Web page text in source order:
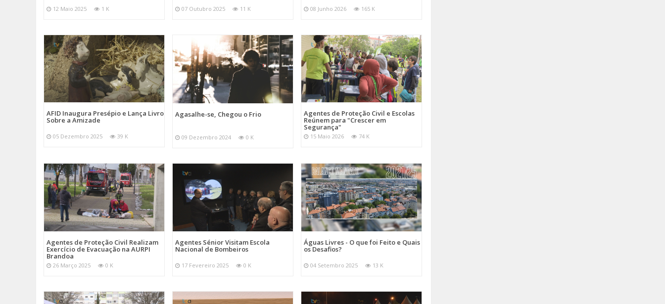
12 Maio 2025 1 K 07 Outubro 2025 11 K 08 Junho 2026 165 K
AFID Inaugura Presépio e Lança Livro
Sobre a Amizade
05 Dezembro 2025 39 K
Agasalhe-se, Chegou o Frio
09 Dezembro 2024 0 K
Agentes de Proteção Civil e Escolas
Reúnem para "Crescer em
Segurança"
15 Maio 2026 74 K
Agentes de Proteção Civil Realizam
Exercício de Evacuação na AURPI
Brandoa
26 Março 2025 0 K
Agentes Sénior Visitam Escola
Nacional de Bombeiros
17 Fevereiro 2025 0 K
Águas Livres - O que foi Feito e Quais
os Desafios?
04 Setembro 2025 13 K